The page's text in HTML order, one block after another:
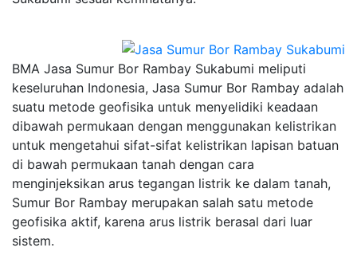
BMA Jasa Sumur Bor Rambay Sukabumi meliputi
keseluruhan Indonesia, Jasa Sumur Bor Rambay adalah
suatu metode geofisika untuk menyelidiki keadaan
dibawah permukaan dengan menggunakan kelistrikan
untuk mengetahui sifat-sifat kelistrikan lapisan batuan
di bawah permukaan tanah dengan cara
menginjeksikan arus tegangan listrik ke dalam tanah,
Sumur Bor Rambay merupakan salah satu metode
geofisika aktif, karena arus listrik berasal dari luar
sistem.